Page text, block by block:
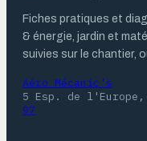
Fiches pratiques et
& énergie, jardin et
suivies sur le chantier,
Aéro Mécanic's
5 Esp. de l'Europe,
97